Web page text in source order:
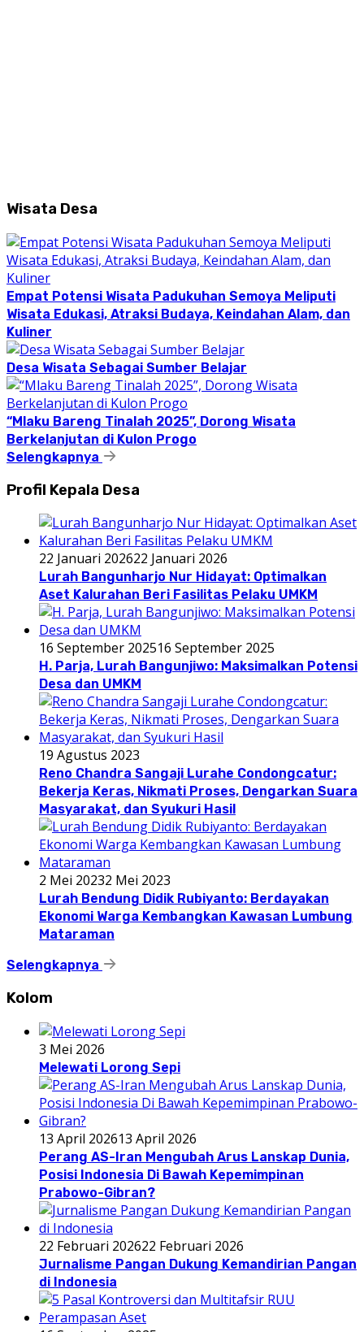
Wisata Desa
Empat Potensi Wisata Padukuhan Semoya Meliputi
Wisata Edukasi, Atraksi Budaya, Keindahan Alam, dan
Kuliner
Desa Wisata Sebagai Sumber Belajar
“Mlaku Bareng Tinalah 2025”, Dorong Wisata
Berkelanjutan di Kulon Progo
Selengkapnya
Profil Kepala Desa
22 Januari 202622 Januari 2026
Lurah Bangunharjo Nur Hidayat: Optimalkan
Aset Kalurahan Beri Fasilitas Pelaku UMKM
16 September 202516 September 2025
H. Parja, Lurah Bangunjiwo: Maksimalkan Potensi
Desa dan UMKM
19 Agustus 2023
Reno Chandra Sangaji Lurahe Condongcatur:
Bekerja Keras, Nikmati Proses, Dengarkan Suara
Masyarakat, dan Syukuri Hasil
2 Mei 20232 Mei 2023
Lurah Bendung Didik Rubiyanto: Berdayakan
Ekonomi Warga Kembangkan Kawasan Lumbung
Mataraman
Selengkapnya
Kolom
3 Mei 2026
Melewati Lorong Sepi
13 April 202613 April 2026
Perang AS-Iran Mengubah Arus Lanskap Dunia,
Posisi Indonesia Di Bawah Kepemimpinan
Prabowo-Gibran?
22 Februari 202622 Februari 2026
Jurnalisme Pangan Dukung Kemandirian Pangan
di Indonesia